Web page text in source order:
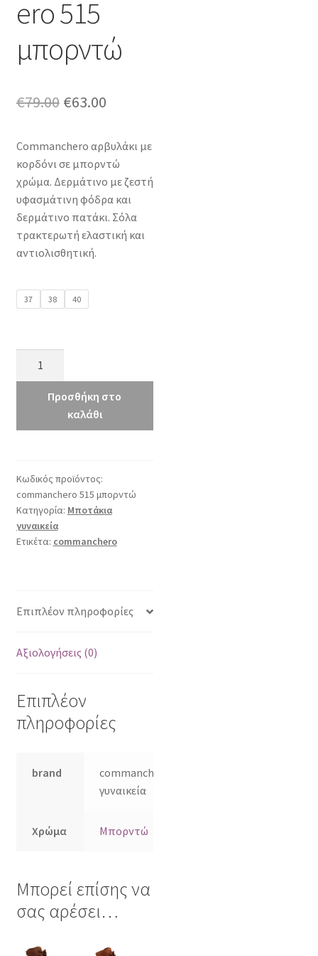
ero 515
μπορντώ
€79.00 Original
was:
€79.00.
€63.00Η
τιμή
είναι:
€63.00.
Commanchero αρβυλάκι με
κορδόνι σε μπορντώ
χρώμα. Δερμάτινο με ζεστή
υφασμάτινη φόδρα και
δερμάτινο πατάκι. Σόλα
τρακτερωτή ελαστική και
αντιολισθητική.
37 38 40
μπορντώΠροσθήκη στο
καλάθι
Κωδικός προϊόντος:
commanchero 515 μπορντώ
Κατηγορία: Μποτάκια
γυναικεία
Ετικέτα: commanchero
Επιπλέον πληροφορίες
Αξιολογήσεις (0)
Επιπλέον
πληροφορίες
brand
commanchero
γυναικεία
Χρώμα Μπορντώ
Μπορεί επίσης να
σας αρέσει…
Αυτό